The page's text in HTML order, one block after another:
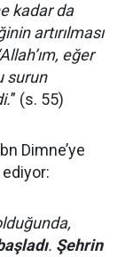
kadar da
artırılması
eğer
surun
” (s. 55)
Dimne’ye
. Şehrin